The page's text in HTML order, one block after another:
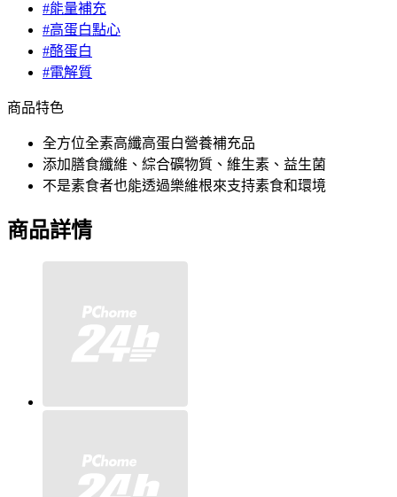
#能量補充
#高蛋白點心
#酪蛋白
#電解質
商品特色
全方位全素高纖高蛋白營養補充品
添加膳食纖維、綜合礦物質、維生素、益生菌
不是素食者也能透過樂維根來支持素食和環境
商品詳情